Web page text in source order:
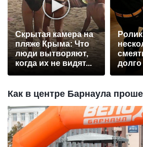
Скрытая камера на
пляже Крыма: Что
люди вытворяют,
когда их не видят...
долго
Как в центре Барнаула